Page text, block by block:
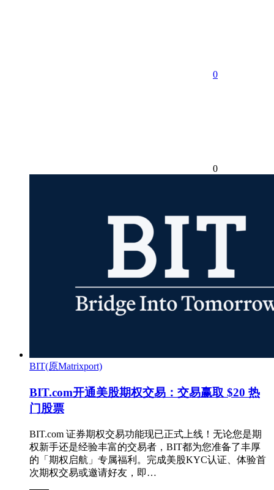
0
0
BIT(原Matrixport)
BIT.com开通美股期权交易：交易赢取 $20 热
门股票
BIT.com 证券期权交易功能现已正式上线！无论您是期
权新手还是经验丰富的交易者，BIT都为您准备了丰厚
的「期权启航」专属福利。完成美股KYC认证、体验首
次期权交易或邀请好友，即…